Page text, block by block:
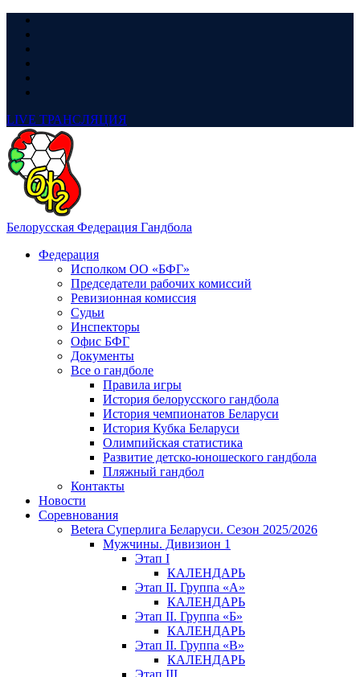
LIVE ТРАНСЛЯЦИЯ
Белорусская Федерация Гандбола
Федерация
Исполком ОО «БФГ»
Председатели рабочих комиссий
Ревизионная комиссия
Судьи
Инспекторы
Офис БФГ
Документы
Все о гандболе
Правила игры
История белорусского гандбола
История чемпионатов Беларуси
История Кубка Беларуси
Олимпийская статистика
Развитие детско-юношеского гандбола
Пляжный гандбол
Контакты
Новости
Соревнования
Betera Суперлига Беларуси. Сезон 2025/2026
Мужчины. Дивизион 1
Этап I
КАЛЕНДАРЬ
Этап II. Группа «А»
КАЛЕНДАРЬ
Этап II. Группа «Б»
КАЛЕНДАРЬ
Этап II. Группа «В»
КАЛЕНДАРЬ
Этап III